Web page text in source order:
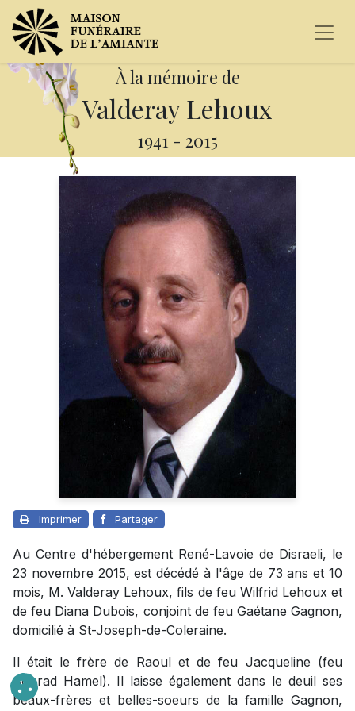
À la mémoire de
Valderay Lehoux
1941 - 2015
Imprimer Partager
Au Centre d'hébergement René-Lavoie de Disraeli, le
23 novembre 2015, est décédé à l'âge de 73 ans et 10
mois, M. Valderay Lehoux, fils de feu Wilfrid Lehoux et
de feu Diana Dubois, conjoint de feu Gaétane Gagnon,
domicilié à St-Joseph-de-Coleraine.
Il était le frère de Raoul et de feu Jacqueline (feu
Conrad Hamel). Il laisse également dans le deuil ses
beaux-frères et belles-soeurs de la famille Gagnon,